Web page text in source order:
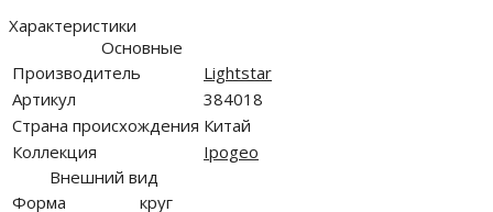
Характеристики
Основные
Производитель
Lightstar
Артикул
384018
Страна происхождения Китай
Коллекция
Ipogeo
Внешний вид
Форма
круг